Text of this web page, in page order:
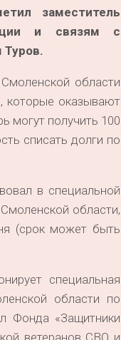
заместитель
и связям с
Туров.
области
которые оказывают
могут получить 100
списать долги по
в специальной
области,
(срок может быть
специальная
области по
Фонда «Защитники
ветеранов СВО и